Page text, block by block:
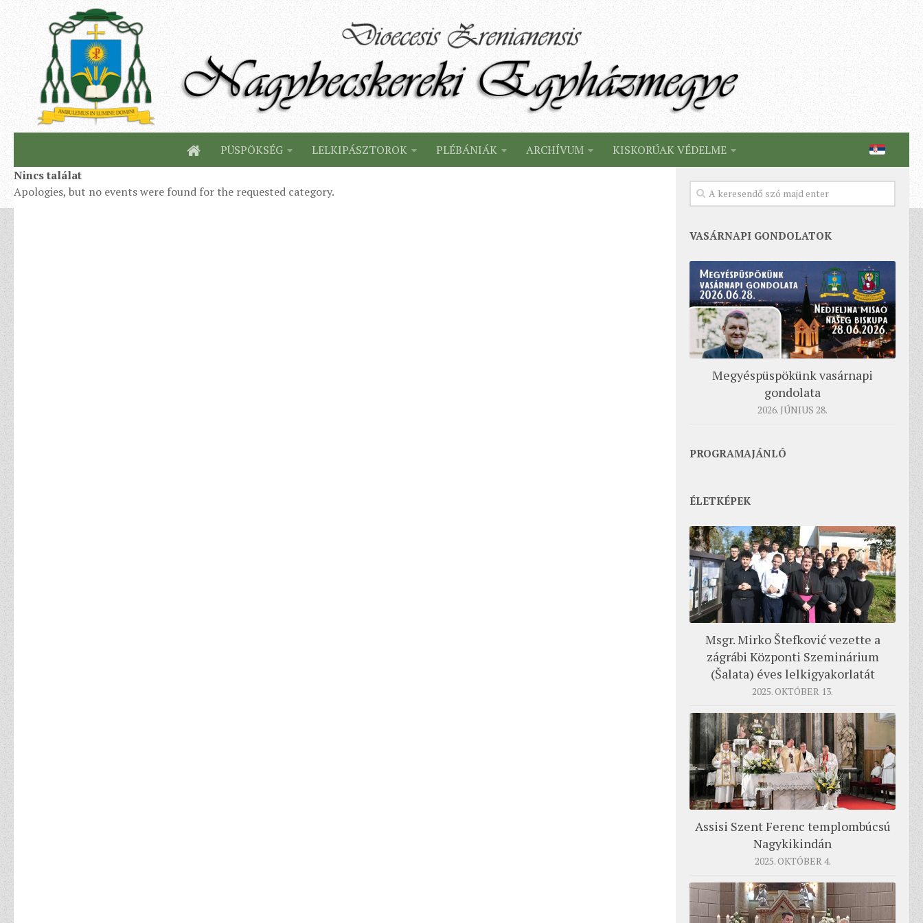
PÜSPÖKSÉG LELKIPÁSZTOROK PLÉBÁNIÁK ARCHÍVUM
KISKORÚAK VÉDELME
Nincs találat
Apologies, but no events were found for the requested category.
VASÁRNAPI GONDOLATOK
Megyéspüspökünk vasárnapi
gondolata
2026. JÚNIUS 28.
PROGRAMAJÁNLÓ
ÉLETKÉPEK
Msgr. Mirko Štefković vezette a
zágrábi Központi Szeminárium
(Šalata) éves lelkigyakorlatát
2025. OKTÓBER 13.
Assisi Szent Ferenc templombúcsú
Nagykikindán
2025. OKTÓBER 4.